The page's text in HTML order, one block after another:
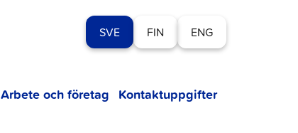
SVE FIN ENG
Arbete och företag Kontaktuppgifter